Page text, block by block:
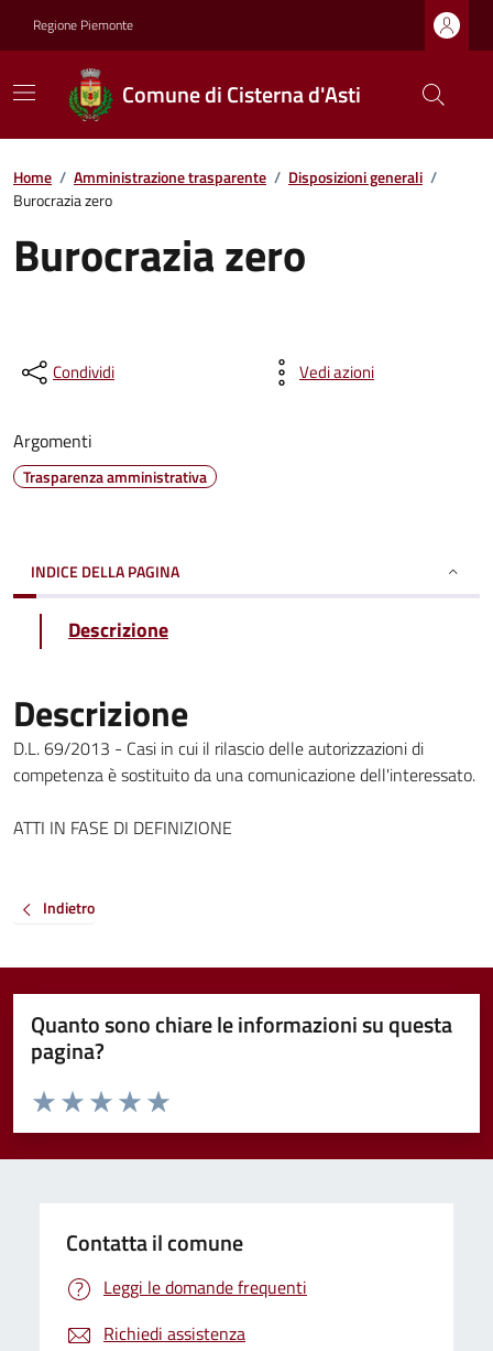
Regione Piemonte
Comune di Cisterna d'Asti
Home / Amministrazione trasparente / Disposizioni generali /
Burocrazia zero
Burocrazia zero
Condividi Vedi azioni
Argomenti
Trasparenza amministrativa
INDICE DELLA PAGINA
Descrizione
Descrizione
D.L. 69/2013 - Casi in cui il rilascio delle autorizzazioni di
competenza è sostituito da una comunicazione dell'interessato.
ATTI IN FASE DI DEFINIZIONE
Indietro
Quanto sono chiare le informazioni su questa
pagina?
Valuta da 1 a 5 stelle la pagina
Valuta 5 stelle su 5
Valuta 4 stelle su 5
Valuta 3 stelle su 5
Valuta 2 stelle su 5
Valuta 1 stelle su 5
Contatta il comune
Leggi le domande frequenti
Richiedi assistenza